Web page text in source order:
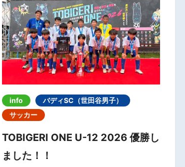
info
バディSC（世田谷男子）
サッカー
TOBIGERI ONE U-12 2026 優勝し
ました！！